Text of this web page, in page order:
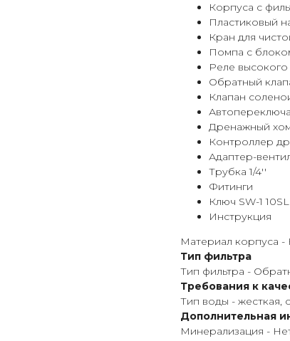
Корпуса с
Пластиковый
Кран для
Помпа с
Реле высокого
Обратный
Клапан
Дренажный
Контроллер
Адаптер-
Трубка 1/4''
Фитинги
Ключ SW-1 10SL
Инструкция
Материал корпуса -
Тип фильтра
Тип фильтра -
Требования к
Тип воды - жесткая,
Дополнительная
Минерализация -